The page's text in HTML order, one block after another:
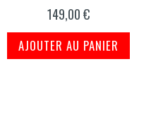
149,00 €
AJOUTER AU PANIER